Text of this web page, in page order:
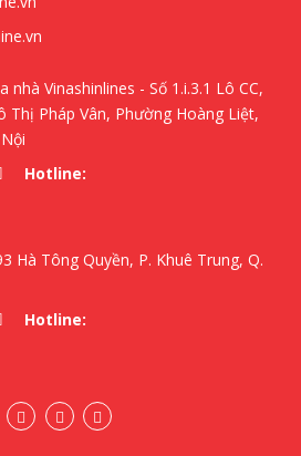
nhà Vinashinlines - Số 1.i.3.1 Lô CC,
Thị Pháp Vân, Phường Hoàng Liệt,
Hotline:
Hà Tông Quyền, P. Khuê Trung, Q.
Hotline: